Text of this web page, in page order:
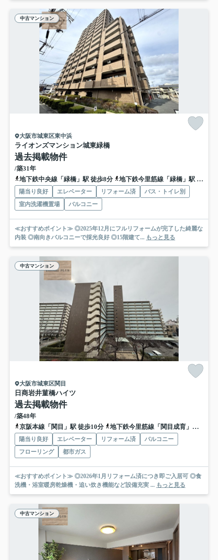
中古マンション
大阪市城東区東中浜
ライオンズマンション城東緑橋
過去掲載物件
/築31年
地下鉄中央線「緑橋」駅 徒歩8分
地下鉄今里筋線「緑橋」駅 徒歩8分
陽当り良好 エレベーター リフォーム済
バス・トイレ別
室内洗濯機置場
バルコニー
≪おすすめポイント≫ ◎2025年12月にフルリフォームが完了した綺麗な
内装 ◎南向きバルコニーで採光良好 ◎15階建て... もっと見る
中古マンション
大阪市城東区関目
日商岩井菫橋ハイツ
過去掲載物件
/築48年
京阪本線「関目」駅 徒歩10分
地下鉄今里筋線「関目成育」駅 徒歩12分
陽当り良好 エレベーター リフォーム済
バルコニー
フローリング
都市ガス
≪おすすめポイント≫ ◎2026年1月リフォーム済につき即ご入居可 ◎食
洗機・浴室暖房乾燥機・追い炊き機能など設備充実 ... もっと見る
中古マンション